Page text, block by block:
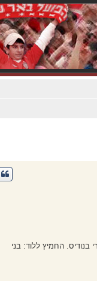
בנודיס. החמיץ ללוד: בני